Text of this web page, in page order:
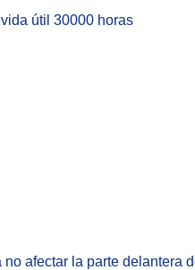
útil 30000 horas
afectar la parte